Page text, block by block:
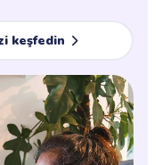
keşfedin